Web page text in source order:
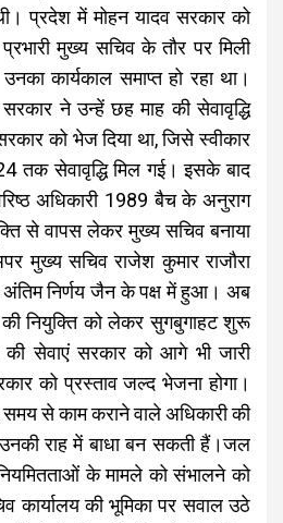
प्रदेश में मोहन यादव सरकार को
मुख्य सचिव के तौर पर मिली
कार्यकाल समाप्त हो रहा था।
ने उन्हें छह माह की सेवावृद्धि
को भेज दिया था, जिसे स्वीकार
तक सेवावृद्धि मिल गई। इसके बाद
अधिकारी 1989 बैच के अनुराग
से वापस लेकर मुख्य सचिव बनाया
मुख्य सचिव राजेश कुमार राजौरा
अंतिम निर्णय जैन के पक्ष में हुआ। अब
नियुक्ति को लेकर सुगबुगाहट शुरू
सेवाएं सरकार को आगे भी जारी
को प्रस्ताव जल्द भेजना होगा।
से काम कराने वाले अधिकारी की
राह में बाधा बन सकती हैं।जल
के मामले को संभालने को
कार्यालय की भूमिका पर सवाल उठे